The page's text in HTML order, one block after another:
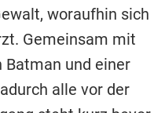
woraufhin sich
Gemeinsam mit
Batman und einer
alle vor der